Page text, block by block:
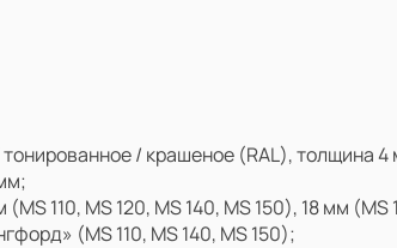
в каталоге/ крашеное (RAL), толщина 4
110, MS 120, MS 140, MS 150), 18 мм (MS
(MS 110, MS 140, MS 150);